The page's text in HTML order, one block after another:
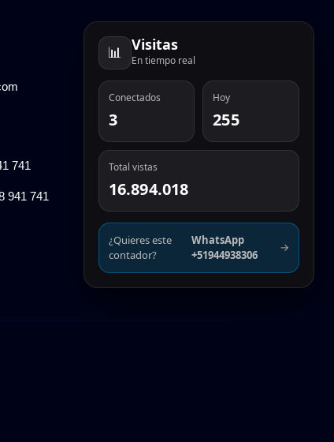
741
941 741
📊 Visitas
En tiempo real
Conectados
3
Hoy
255
Total vistas
16.894.018
¿Quieres este
contador?
WhatsApp
+51944938306
→